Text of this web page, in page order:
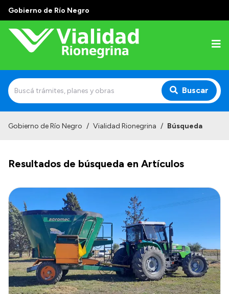
Gobierno de Río Negro
Buscar
Funciones
Autoridades
Delegaciones
Normativa
Historia Vial
Mi Vial
Gobierno de Río Negro / Vialidad Rionegrina / Búsqueda
Resultados de búsqueda en Artículos